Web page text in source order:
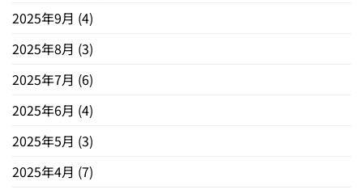
2025年9月 (4)
2025年8月 (3)
2025年7月 (6)
2025年6月 (4)
2025年5月 (3)
2025年4月 (7)